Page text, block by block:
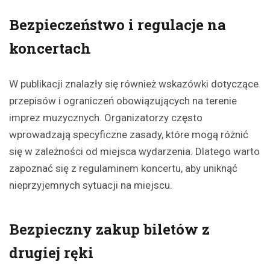
Bezpieczeństwo i regulacje na
koncertach
W publikacji znalazły się również wskazówki dotyczące
przepisów i ograniczeń obowiązujących na terenie
imprez muzycznych. Organizatorzy często
wprowadzają specyficzne zasady, które mogą różnić
się w zależności od miejsca wydarzenia. Dlatego warto
zapoznać się z regulaminem koncertu, aby uniknąć
nieprzyjemnych sytuacji na miejscu.
Bezpieczny zakup biletów z
drugiej ręki